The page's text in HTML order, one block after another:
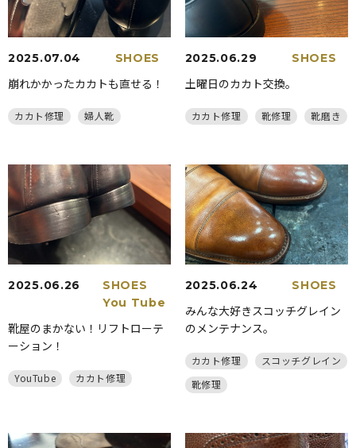
2025.07.04 SHOES
崩れかかったカカトも直せる！
カカト修理 婦人靴
2025.06.29 SHOES
土曜日のカカト交換。
カカト修理 靴修理 靴磨き
2025.06.26
SHOES
You Tube
靴屋のまかない！リフトローテ
ーション！
YouTube カカト修理
2025.06.24 SHOES
みんな大好きスコッチグレイン
のメンテナンス。
カカト修理
スコッチグレイン
靴修理